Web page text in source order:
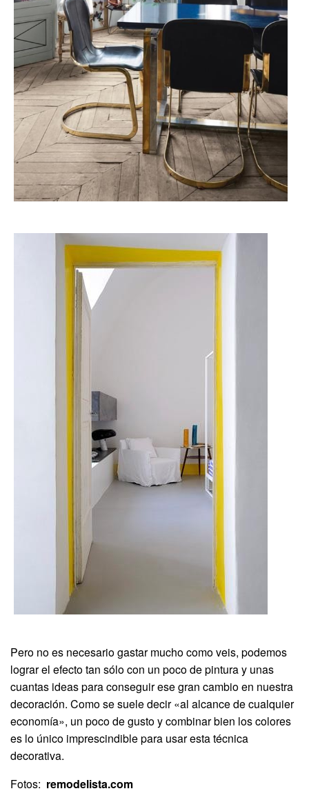
Pero no es necesario gastar mucho como veis, podemos
lograr el efecto tan sólo con un poco de pintura y unas
cuantas ideas para conseguir ese gran cambio en nuestra
decoración. Como se suele decir «al alcance de cualquier
economía», un poco de gusto y combinar bien los colores
es lo único imprescindible para usar esta técnica
decorativa.
Fotos: remodelista.com